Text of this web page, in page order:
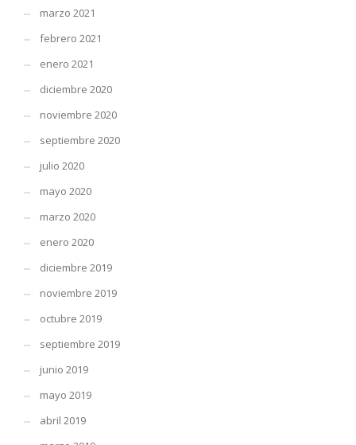
marzo 2021
febrero 2021
enero 2021
diciembre 2020
noviembre 2020
septiembre 2020
julio 2020
mayo 2020
marzo 2020
enero 2020
diciembre 2019
noviembre 2019
octubre 2019
septiembre 2019
junio 2019
mayo 2019
abril 2019